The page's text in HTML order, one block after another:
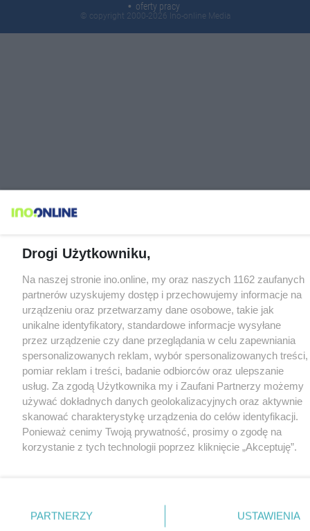
oferty pracy
© copyright 2000-2026 Ino-online Media
Drogi Użytkowniku,
Na naszej stronie ino.online, my oraz naszych 1162 zaufanych
partnerów uzyskujemy dostęp i przechowujemy informacje na
urządzeniu oraz przetwarzamy dane osobowe, takie jak
unikalne identyfikatory, standardowe informacje wysyłane
przez urządzenie czy dane przeglądania w celu zapewniania
spersonalizowanych reklam, wybór spersonalizowanych treści,
pomiar reklam i treści, badanie odbiorców oraz ulepszanie
usług. Za zgodą Użytkownika my i Zaufani Partnerzy możemy
używać dokładnych danych geolokalizacyjnych oraz aktywnie
skanować charakterystykę urządzenia do celów identyfikacji.
Ponieważ cenimy Twoją prywatność, prosimy o zgodę na
korzystanie z tych technologii poprzez kliknięcie „Akceptuję”.
nie wymagają zgody użytkownika, ale masz prawo sprzeciwić
się takiemu przetwarzaniu. Preferencje będą miały
PARTNERZY USTAWIENIA